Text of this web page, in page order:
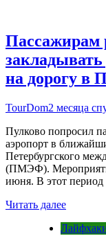
Пассажирам
на дорогу в
TourDom2 месяца
Пулково попросил
аэропорт в
Петербургского
(ПМЭФ).
июня. В этот
Читать далее